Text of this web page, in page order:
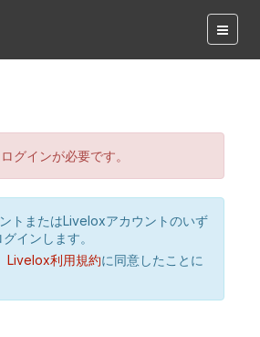
グインが必要です。
トまたはLiveloxアカウントのいず
インします。
Livelox利用規約に同意したことに